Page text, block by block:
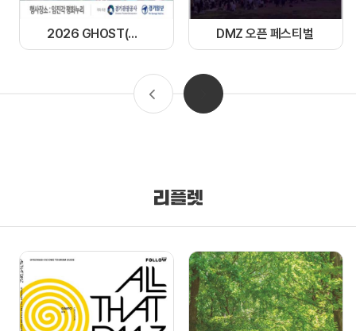
2026 GHOST(경기 한류 OST) 페스티벌 DMZ 오픈 페스티벌
리플렛